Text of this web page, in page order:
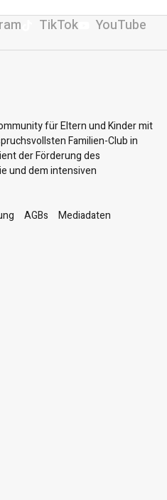
TikTok YouTube
für Eltern und Kinder mit
Familien-Club in
der Förderung des
und dem intensiven
AGBs Mediadaten